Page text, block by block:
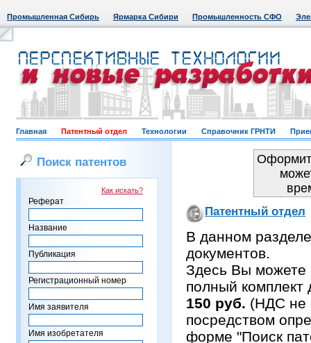
Промышленная Сибирь Ярмарка Сибири Промышленность СФО
Главная Патентный отдел Технологии Справочник ГРНТИ
Поиск патентов
Как искать?
Реферат
Название
Публикация
Регистрационный номер
Имя заявителя
Имя изобретателя
Патентный отдел
В данном
документов.
Здесь Вы можете
полный комплект
150 руб. (НДС не
посредством
форме "Поиск